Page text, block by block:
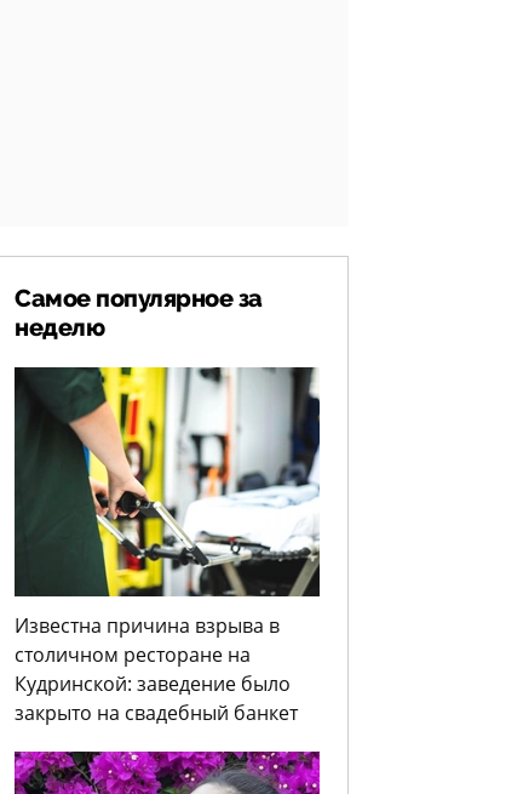
Самое популярное за
неделю
Известна причина взрыва в
столичном ресторане на
Кудринской: заведение было
закрыто на свадебный банкет